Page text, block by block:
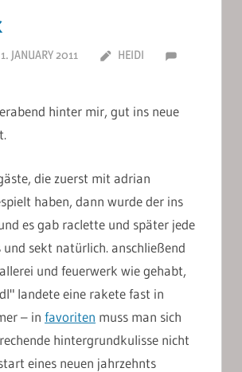
JANUARY 2011
HEIDI
hinter mir, gut ins neue
die zuerst mit adrian
haben, dann wurde der ins
es gab raclette und später jede
und sekt natürlich. anschließend
und feuerwerk wie gehabt,
landete eine rakete fast in
– in favoriten muss man sich
hintergrundkulisse nicht
eines neuen jahrzehnts